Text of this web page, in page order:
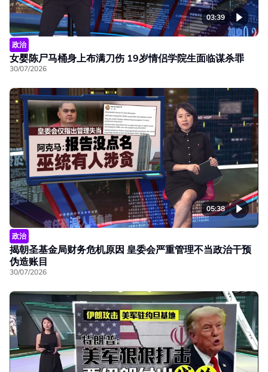
03:39
政治
女婴陈尸马桶身上布满刀伤 19岁情侣学院生面临谋杀罪
30/07/2026
05:38
政治
揭朝圣基金局财务危机原因 皇委会严重管理不当政治干预
伪造账目
30/07/2026